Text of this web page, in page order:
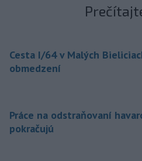
Cesta I/64 v Malých
obmedzení
Práce na odstraňovaní
pokračujú